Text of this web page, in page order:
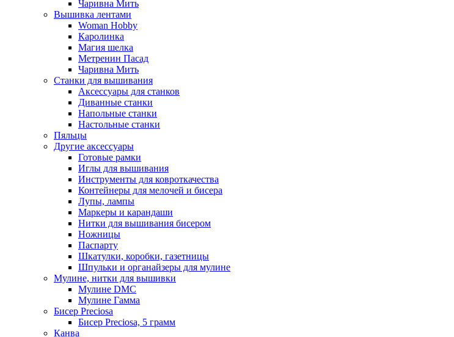
Чаривна Мить
Вышивка лентами
Woman Hobby
Каролинка
Магия шелка
Метренин Пасад
Чаривна Мить
Станки для вышивания
Аксессуары для станков
Диванные станки
Напольные станки
Настольные станки
Пяльцы
Другие аксессуары
Готовые рамки
Иглы для вышивания
Инструменты для ковроткачества
Контейнеры для мелочей и бисера
Лупы, лампы
Маркеры и карандаши
Нитки для вышивания бисером
Ножницы
Паспарту
Шкатулки, коробки, газетницы
Шпульки и органайзеры для мулине
Мулине, нитки для вышивки
Мулине DMC
Мулине Гамма
Бисер Preciosa
Бисер Preciosa, 5 грамм
Канва